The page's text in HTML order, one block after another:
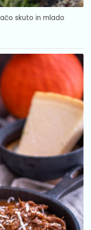
skuto in mlado